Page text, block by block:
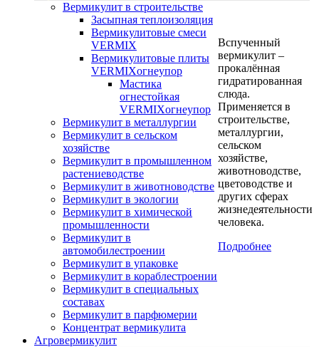
Вермикулит в строительстве
Засыпная теплоизоляция
Вермикулитовые смеси
VERMIX
Вермикулитовые плиты
VERMIXогнеупор
Мастика
огнестойкая
VERMIXогнеупор
Вермикулит в металлургии
Вермикулит в сельском
хозяйстве
Вермикулит в промышленном
растениеводстве
Вермикулит в животноводстве
Вермикулит в экологии
Вермикулит в химической
промышленности
Вермикулит в
автомобилестроении
Вермикулит в упаковке
Вермикулит в кораблестроении
Вермикулит в специальных
составах
Вермикулит в парфюмерии
Концентрат вермикулита
Вспученный
вермикулит –
прокалённая
гидратированная
слюда.
Применяется в
строительстве,
металлургии,
сельском
хозяйстве,
животноводстве,
цветоводстве и
других сферах
жизнедеятельности
человека.
Подробнее
Агровермикулит